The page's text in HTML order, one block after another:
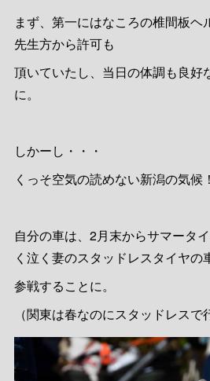
まず、第一にはなころの椎間板ヘ
先生方から許可も
頂いていたし、当日の体調も良好
に。
しかーし・・・
くっそ空気の読めない新潟の気候
自分の車は、2月末からサマータ
く泣く妻のスタッドレスタイヤの
参戦することに。
（関東は春なのにスタッドレスで